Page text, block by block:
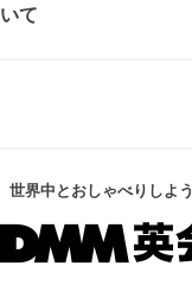
て
世界中とおしゃべりしよう